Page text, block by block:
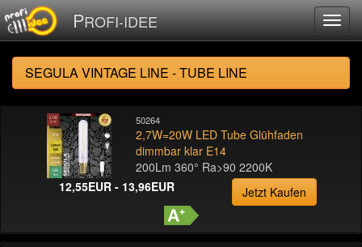
PROFI-IDEE
SEGULA VINTAGE LINE - TUBE LINE
50264
2,7W=20W LED Tube Glühfaden
dimmbar klar E14
200Lm 360° Ra>90 2200K
12,55EUR - 13,96EUR
Jetzt Kaufen